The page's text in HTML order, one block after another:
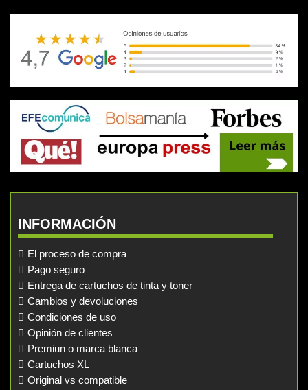
INFORMACIÓN
El proceso de compra
Pago seguro
Entrega de cartuchos de tinta y toner
Cambios y devoluciones
Condiciones de uso
Opinión de clientes
Premiun o marca blanca
Cartuchos XL
Original vs compatible